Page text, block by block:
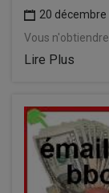
20 décembre
Vous
Lire Plus